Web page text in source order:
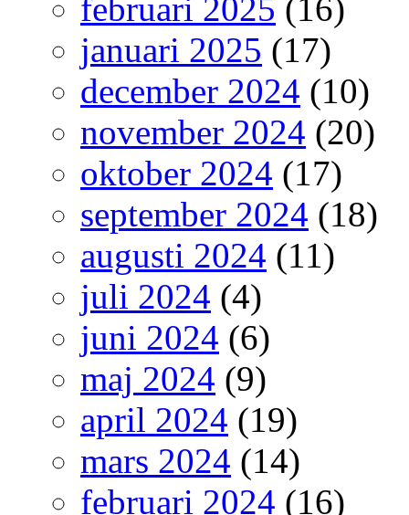
februari 2025 (16)
januari 2025 (17)
december 2024 (10)
november 2024 (20)
oktober 2024 (17)
september 2024 (18)
augusti 2024 (11)
juli 2024 (4)
juni 2024 (6)
maj 2024 (9)
april 2024 (19)
mars 2024 (14)
februari 2024 (16)